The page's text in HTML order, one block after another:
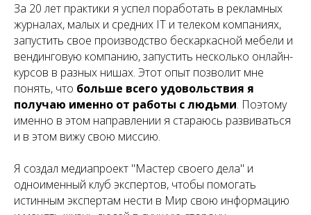
За 20 лет практики я успел поработать в рекламных
журналах, малых и средних IT и телеком компаниях,
запустить свое производство бескаркасной мебели и
вендинговую компанию, запустить несколько онлайн-
курсов в разных нишах. Этот опыт позволит мне
понять, что больше всего удовольствия я
получаю именно от работы с людьми. Поэтому
именно в этом направлении я стараюсь развиваться
и в этом вижу свою миссию.
Я создал медиапроект "Мастер своего дела" и
одноименный клуб экспертов, чтобы помогать
истинным экспертам нести в Мир свою информацию